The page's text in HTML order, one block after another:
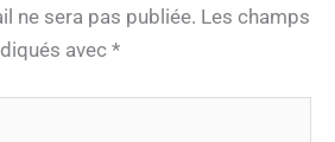
ne sera pas publiée. Les champs
avec *